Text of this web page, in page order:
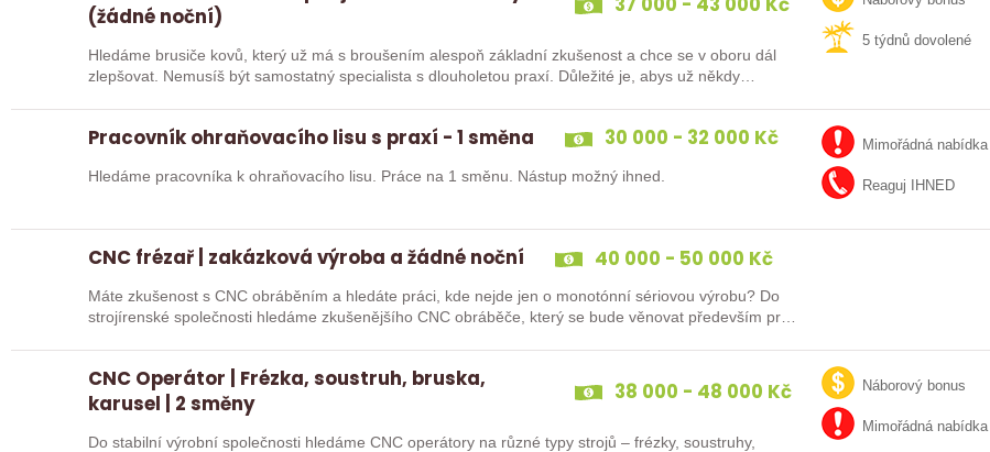
(žádné noční)
Hledáme brusiče kovů, který už má s broušením alespoň základní zkušenost a chce se v oboru dál
zlepšovat. Nemusíš být samostatný specialista s dlouholetou praxí. Důležité je, abys už někdy
5 týdnů dovolené
Pracovník ohraňovacího lisu s praxí - 1 směna 30 000 - 32 000 Kč
Hledáme pracovníka k ohraňovacího lisu. Práce na 1 směnu. Nástup možný ihned.
Mimořádná nabídka
Reaguj IHNED
CNC frézař | zakázková výroba a žádné noční 40 000 - 50 000 Kč
Máte zkušenost s CNC obráběním a hledáte práci, kde nejde jen o monotónní sériovou výrobu? Do
strojírenské společnosti hledáme zkušenějšího CNC obráběče, který se bude věnovat především práci
CNC Operátor | Frézka, soustruh, bruska,
karusel | 2 směny
38 000 - 48 000 Kč
Do stabilní výrobní společnosti hledáme CNC operátory na různé typy strojů – frézky, soustruhy,
Náborový bonus
Mimořádná nabídka